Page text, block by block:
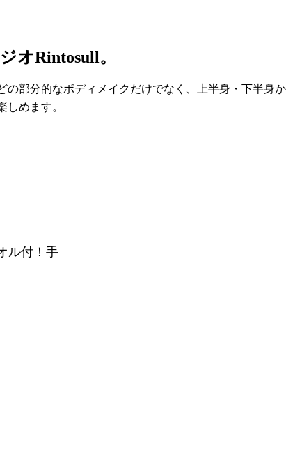
オRintosull。
の部分的なボディメイクだけでなく、上半身・下半身か
めます。
ル付！手